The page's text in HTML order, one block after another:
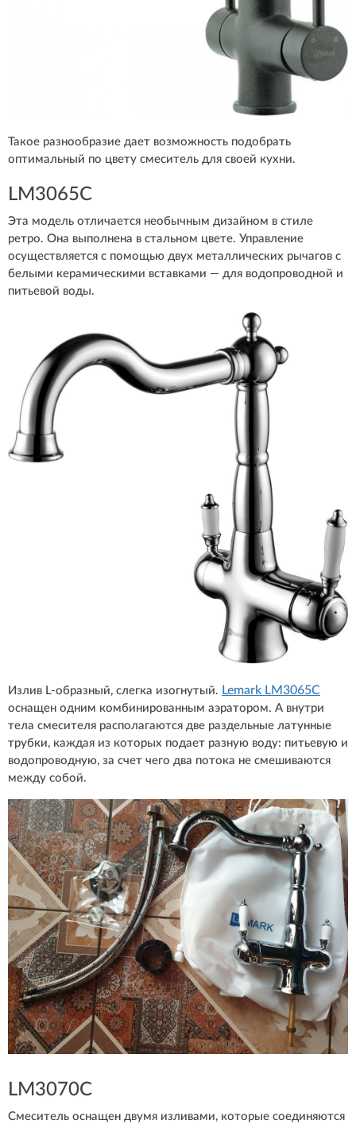
Такое разнообразие дает возможность подобрать
оптимальный по цвету смеситель для своей кухни.
LM3065C
Эта модель отличается необычным дизайном в стиле
ретро. Она выполнена в стальном цвете. Управление
осуществляется с помощью двух металлических рычагов с
белыми керамическими вставками — для водопроводной и
питьевой воды.
Излив L-образный, слегка изогнутый. Lemark LM3065C
оснащен одним комбинированным аэратором. А внутри
тела смесителя располагаются две раздельные латунные
трубки, каждая из которых подает разную воду: питьевую и
водопроводную, за счет чего два потока не смешиваются
между собой.
LM3070C
Смеситель оснащен двумя изливами, которые соединяются